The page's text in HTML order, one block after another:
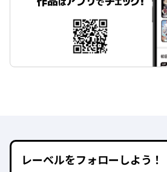
レーベルをフォローしよう！